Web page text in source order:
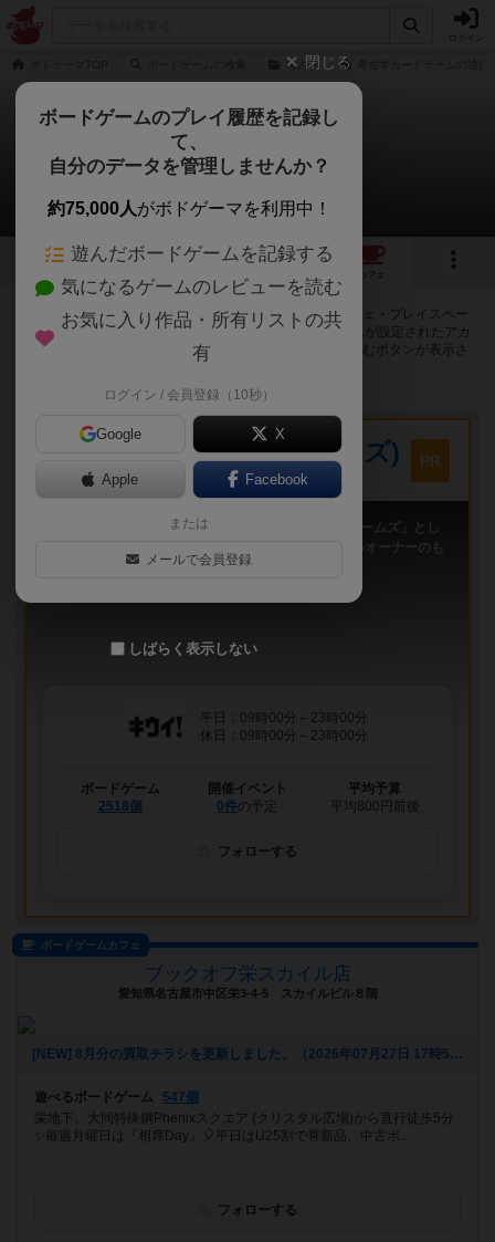
考古学
考古学カードゲーム
25店のカフェ/スペースが提供中
2 5
カフェ
考古学カードゲームで遊ぶことができるボードゲームカフェ・プレイスペー
スが25店登録されています。公開プロフィールの都道府県が設定されたアカ
ウントでログインすると、同じ都道府県内の店舗に絞り込むボタンが表示さ
キウイ！(旧:キウイゲームズ)
大阪府大阪市中央区森ノ宮中央2-8-2 永田中央ビル2階
PR
「キウイ！」は、2011年9月大阪日本橋で「キウイゲームズ」とし
てスタートしたボードゲームカフェです。 今は新しいオーナーのも
平日：09時00分～23時00分
休日：09時00分～23時00分
ボードゲーム
2518個
開催イベント
0件の予定
平均予算
平均800円前後
フォローする
ボードゲームカフェ
ブックオフ栄スカイル店
愛知県名古屋市中区栄3-4-5 スカイルビル８階
[NEW] 8月分の買取チラシを更新しました。（2026年07月27日 17時53分）
遊べるボードゲーム
547個
栄地下、大同特殊鋼Phenixスクエア (クリスタル広場)から直行徒歩5分
✨毎週月曜日は『相席Day』🎈平日はU25割で🉐新品、中古ボ...
フォローする
閉じる
ボードゲームのプレイ履歴を記録し
て、
自分のデータを管理しませんか？
約75,000人がボドゲーマを利用中！
遊んだボードゲームを記録する
気になるゲームのレビューを読む
お気に入り作品・所有リストの共
有
ログイン / 会員登録（10秒）
Google X
Apple Facebook
または
メールで会員登録
しばらく表示しない